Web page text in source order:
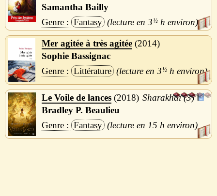
Samantha Bailly
Fantasy
3½ h
Mer agitée à très agitée 2014
Sophie Bassignac
Littérature
3½ h
Le Voile de lances 2018
Sharakhaï (3)
Bradley P. Beaulieu
Fantasy
15 h